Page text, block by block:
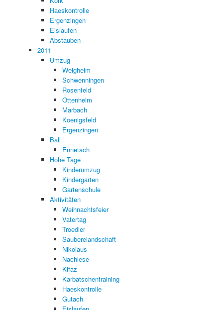
Haeskontrolle
Ergenzingen
Eislaufen
Abstauben
2011
Umzug
Weigheim
Schwenningen
Rosenfeld
Ottenheim
Marbach
Koenigsfeld
Ergenzingen
Ball
Ennetach
Hohe Tage
Kinderumzug
Kindergarten
Gartenschule
Aktivitäten
Weihnachtsfeier
Vatertag
Troedler
Sauberelandschaft
Nikolaus
Nachlese
Kifaz
Karbatschentraining
Haeskontrolle
Gutach